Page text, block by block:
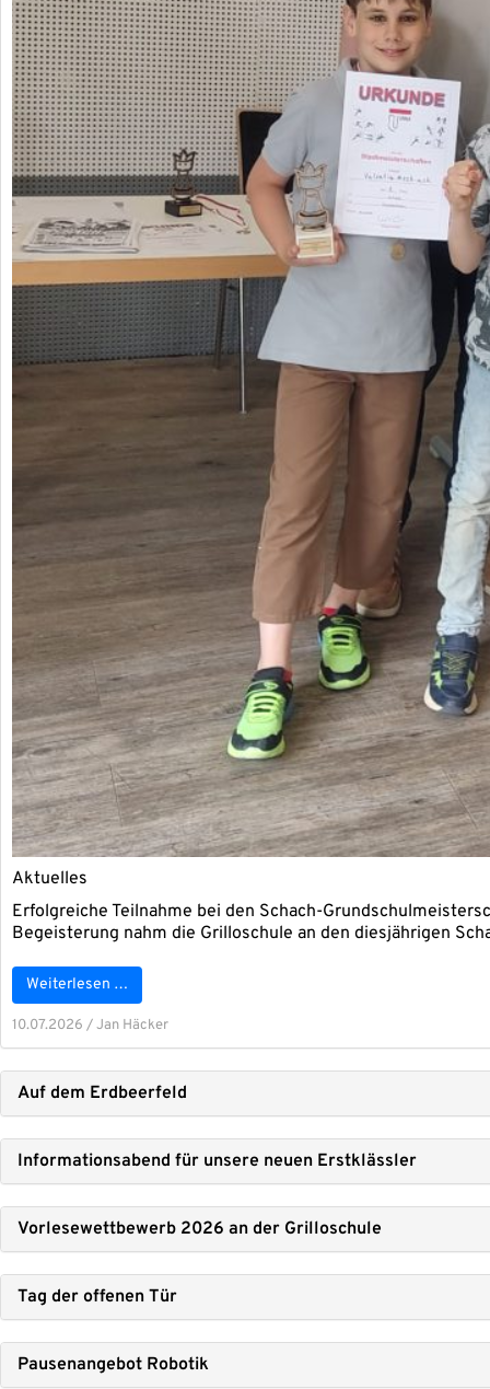
Aktu­el­les
Erfolg­rei­che Teil­nah­me bei den Schach-
Begeis­te­rung nahm die Gril­lo­schu­le an den dies­jäh­ri­gen
Wei­ter­le­sen …
10.07.2026 /Jan Häcker
Auf dem Erd­beer­feld
Infor­ma­ti­ons­abend für unse­re neu­en Erst­kläss­ler
Vor­le­se­wett­be­werb 2026 an der Gril­lo­schu­le
Tag der offe­nen Tür
Pau­sen­an­ge­bot Robo­tik